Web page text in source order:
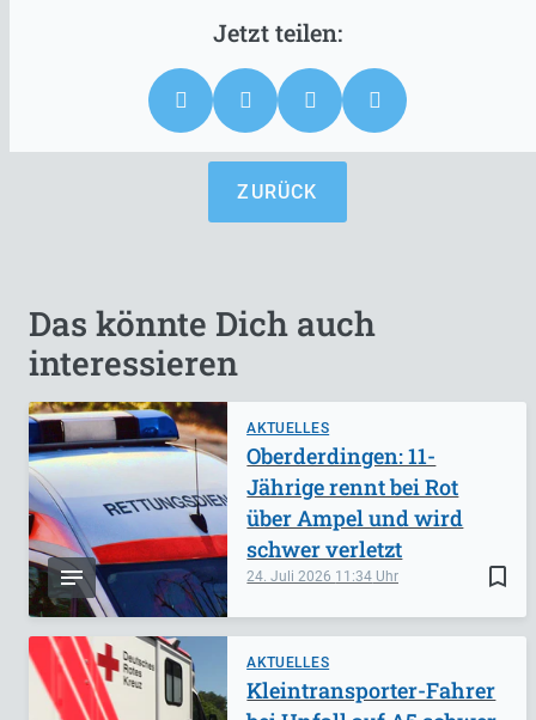
ZURÜCK
Das könnte Dich auch
interessieren
AKTUELLES
bookmark_border
24. Juli 2026 11:34
Oberderdingen: 11-
Jährige rennt bei Rot
über Ampel und wird
schwer verletzt
AKTUELLES
Kleintransporter-Fahrer